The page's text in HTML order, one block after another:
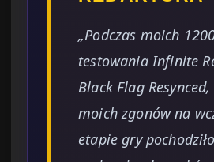
„Podczas moich
testowania Infinite
Black Flag
moich zgonów na
etapie gry